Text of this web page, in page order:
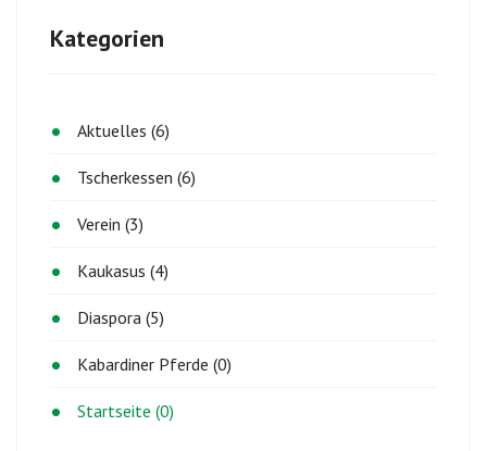
Kategorien
Aktuelles (6)
Tscherkessen (6)
Verein (3)
Kaukasus (4)
Diaspora (5)
Kabardiner Pferde (0)
Startseite (0)